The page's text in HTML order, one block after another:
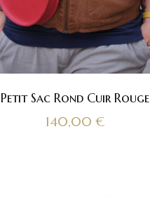
Petit Sac Rond Cuir Rouge
140,00 €